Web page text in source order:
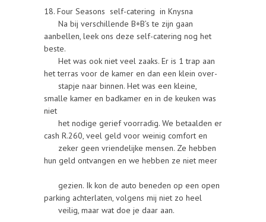
18. Four Seasons self-catering in Knysna
Na bij verschillende B+B’s te zijn gaan
aanbellen, leek ons deze self-catering nog het
beste.
Het was ook niet veel zaaks. Er is 1 trap aan
het terras voor de kamer en dan een klein over-
stapje naar binnen. Het was een kleine,
smalle kamer en badkamer en in de keuken was
niet
het nodige gerief voorradig. We betaalden er
cash R.260, veel geld voor weinig comfort en
zeker geen vriendelijke mensen. Ze hebben
hun geld ontvangen en we hebben ze niet meer
gezien. Ik kon de auto beneden op een open
parking achterlaten, volgens mij niet zo heel
veilig, maar wat doe je daar aan.